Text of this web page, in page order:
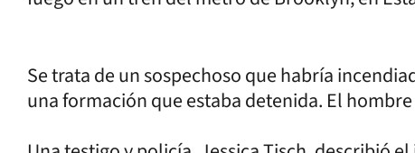
Se trata de un sospechoso que habría
una formación que estaba detenida. El